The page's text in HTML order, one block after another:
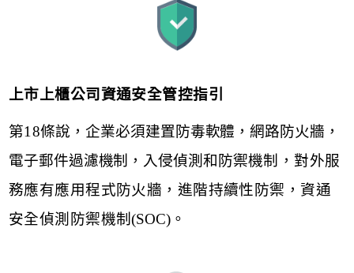
上市上櫃公司資通安全管控指引
第18條說，企業必須建置防毒軟體，網路防火牆，
電⼦郵件過濾機制，入侵偵測和防禦機制，對外服
務應有應⽤程式防火牆，進階持續性防禦，資通
安全偵測防禦機制(SOC)。